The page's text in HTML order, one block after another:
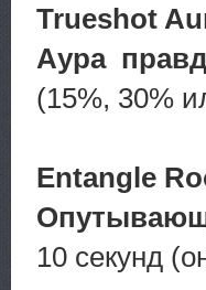
Trueshot
Аура
(15%, 30%
Entangle
10 секунд